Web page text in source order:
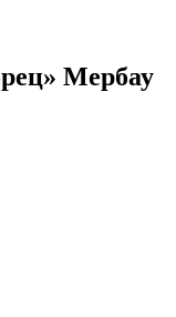
Мербау